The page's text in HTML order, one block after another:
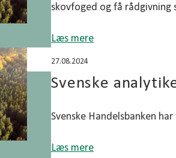
skovfoged og få rådgivning
Læs mere
27.08.2024
Svenske
Svenske Handelsbanken
Læs mere